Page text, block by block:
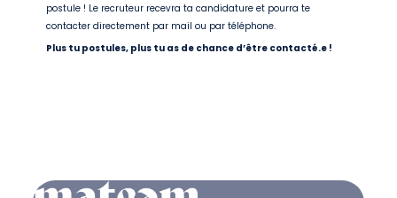
postule ! Le recruteur recevra ta candidature et pourra te
contacter directement par mail ou par téléphone.
Plus tu postules, plus tu as de chance d’être contacté.e !